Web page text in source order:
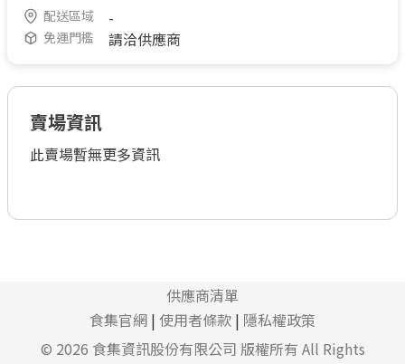
配送區域 -
免運門檻 請洽供應商
賣場資訊
此賣場暫無更多資訊
供應商清單
食集官網 | 使用者條款 | 隱私權政策
© 2026 食集資訊股份有限公司 版權所有 All Rights